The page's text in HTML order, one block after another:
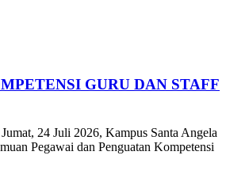
GURU DAN STAFF
24 Juli 2026, Kampus Santa Angela
Pegawai dan Penguatan Kompetensi